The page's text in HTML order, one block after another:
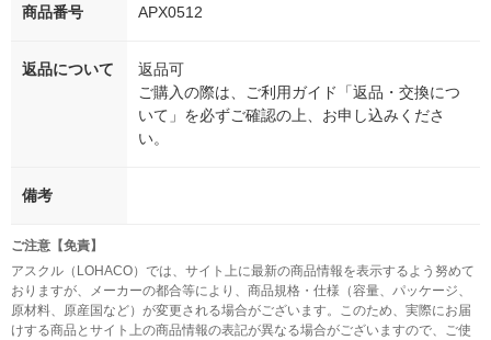
商品番号 APX0512
返品について
返品可
ご購入の際は、ご利用ガイド「返品・交換につ
いて」を必ずご確認の上、お申し込みくださ
い。
備考
ご注意【免責】
アスクル（LOHACO）では、サイト上に最新の商品情報を表示するよう努めて
おりますが、メーカーの都合等により、商品規格・仕様（容量、パッケージ、
原材料、原産国など）が変更される場合がございます。このため、実際にお届
けする商品とサイト上の商品情報の表記が異なる場合がございますので、ご使